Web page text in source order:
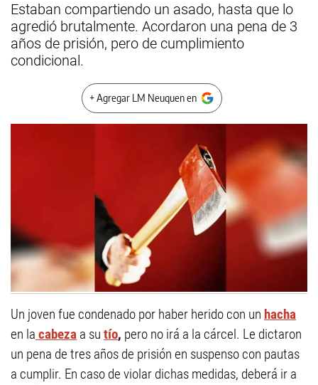
Estaban compartiendo un asado, hasta que lo
agredió brutalmente. Acordaron una pena de 3
años de prisión, pero de cumplimiento
condicional.
+ Agregar LM Neuquen en
Un joven fue condenado por haber herido con un hacha
en la cabeza a su tío, pero no irá a la cárcel. Le dictaron
un pena de tres años de prisión en suspenso con pautas
a cumplir. En caso de violar dichas medidas, deberá ir a